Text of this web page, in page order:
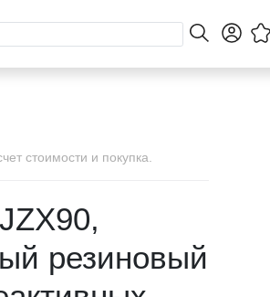
стоимости и покупка.
резиновый